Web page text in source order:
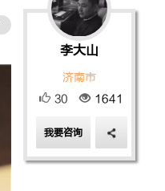
李大山
济南市
30
1641
我要咨询